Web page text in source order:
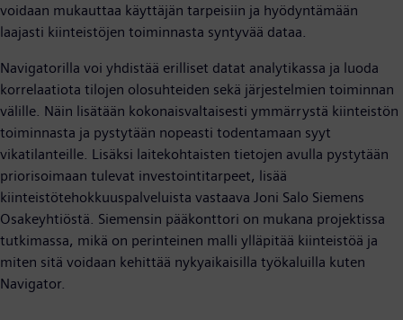
voidaan mukauttaa käyttäjän tarpeisiin ja hyödyntämään
laajasti kiinteistöjen toiminnasta syntyvää dataa.
Navigatorilla voi yhdistää erilliset datat analytikassa ja luoda
korrelaatiota tilojen olosuhteiden sekä järjestelmien toiminnan
välille. Näin lisätään kokonaisvaltaisesti ymmärrystä kiinteistön
toiminnasta ja pystytään nopeasti todentamaan syyt
vikatilanteille. Lisäksi laitekohtaisten tietojen avulla pystytään
priorisoimaan tulevat investointitarpeet, lisää
kiinteistötehokkuuspalveluista vastaava Joni Salo Siemens
Osakeyhtiöstä. Siemensin pääkonttori on mukana projektissa
tutkimassa, mikä on perinteinen malli ylläpitää kiinteistöä ja
miten sitä voidaan kehittää nykyaikaisilla työkaluilla kuten
Navigator.